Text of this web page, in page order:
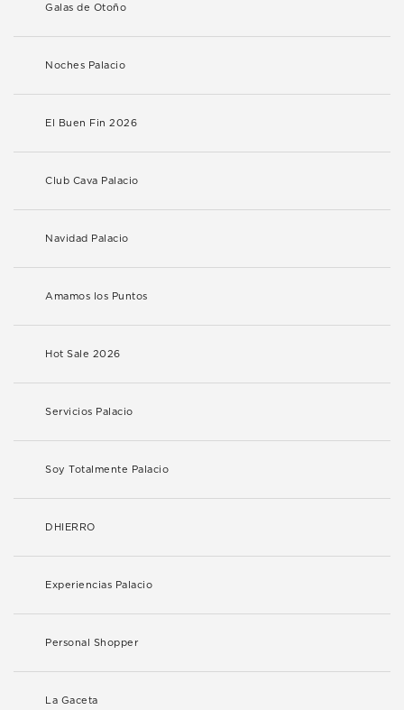
Galas de Otoño
Noches Palacio
El Buen Fin 2026
Club Cava Palacio
Navidad Palacio
Amamos los Puntos
Hot Sale 2026
Servicios Palacio
Soy Totalmente Palacio
DHIERRO
Experiencias Palacio
Personal Shopper
La Gaceta